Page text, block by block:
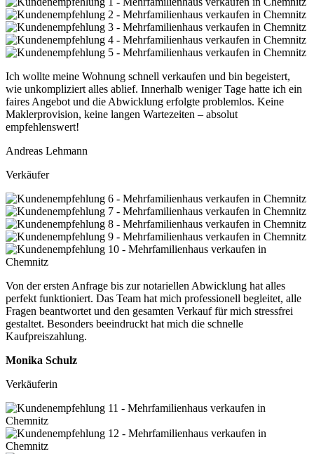
Ich wollte meine Wohnung schnell verkaufen und bin begeistert,
wie unkompliziert alles ablief. Innerhalb weniger Tage hatte ich ein
faires Angebot und die Abwicklung erfolgte problemlos. Keine
Maklerprovision, keine langen Wartezeiten – absolut
empfehlenswert!
Andreas Lehmann
Verkäufer
Von der ersten Anfrage bis zur notariellen Abwicklung hat alles
perfekt funktioniert. Das Team hat mich professionell begleitet, alle
Fragen beantwortet und den gesamten Verkauf für mich stressfrei
gestaltet. Besonders beeindruckt hat mich die schnelle
Kaufpreiszahlung.
Monika Schulz
Verkäuferin